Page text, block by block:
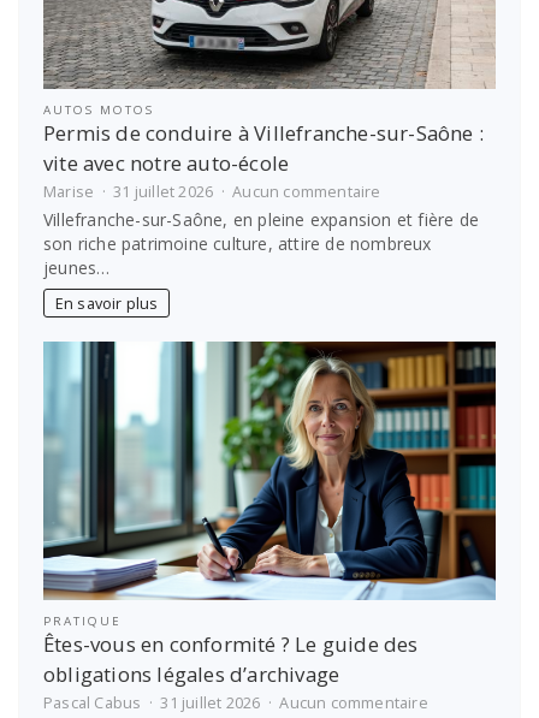
AUTOS MOTOS
Permis de conduire à Villefranche-sur-Saône :
vite avec notre auto-école
Marise 31 juillet 2026 Aucun commentaire
Permis
de
conduire
:
vite
avec
notre
auto-
école
Villefranche-sur-Saône, en pleine expansion et fière de
son riche patrimoine culture, attire de nombreux
jeunes…
En savoir plus
PRATIQUE
Êtes-vous en conformité ? Le guide des
obligations légales d’archivage
Pascal Cabus 31 juillet 2026 Aucun commentairesur